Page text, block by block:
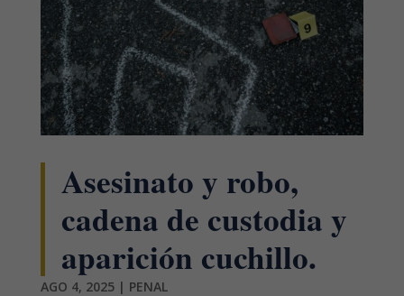
Asesinato y robo,
cadena de custodia y
aparición cuchillo.
AGO 4, 2025| PENAL